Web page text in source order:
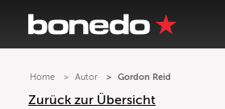
Home Autor Gordon Reid
Zurück zur Übersicht